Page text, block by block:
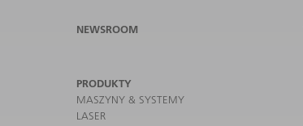
NEWSROOM
PRODUKTY
MASZYNY & SYSTEMY
LASER